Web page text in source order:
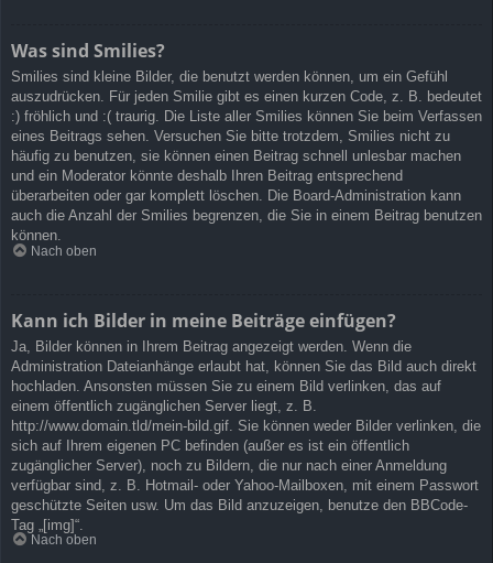
Was sind Smilies?
Smilies sind kleine Bilder, die benutzt werden können, um ein Gefühl
auszudrücken. Für jeden Smilie gibt es einen kurzen Code, z. B. bedeutet
:) fröhlich und :( traurig. Die Liste aller Smilies können Sie beim Verfassen
eines Beitrags sehen. Versuchen Sie bitte trotzdem, Smilies nicht zu
häufig zu benutzen, sie können einen Beitrag schnell unlesbar machen
und ein Moderator könnte deshalb Ihren Beitrag entsprechend
überarbeiten oder gar komplett löschen. Die Board-Administration kann
auch die Anzahl der Smilies begrenzen, die Sie in einem Beitrag benutzen
können.
Nach oben
Kann ich Bilder in meine Beiträge einfügen?
Ja, Bilder können in Ihrem Beitrag angezeigt werden. Wenn die
Administration Dateianhänge erlaubt hat, können Sie das Bild auch direkt
hochladen. Ansonsten müssen Sie zu einem Bild verlinken, das auf
einem öffentlich zugänglichen Server liegt, z. B.
http://www.domain.tld/mein-bild.gif. Sie können weder Bilder verlinken, die
sich auf Ihrem eigenen PC befinden (außer es ist ein öffentlich
zugänglicher Server), noch zu Bildern, die nur nach einer Anmeldung
verfügbar sind, z. B. Hotmail- oder Yahoo-Mailboxen, mit einem Passwort
geschützte Seiten usw. Um das Bild anzuzeigen, benutze den BBCode-
Tag „[img]“.
Nach oben